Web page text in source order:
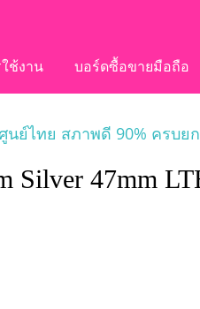
ช้งาน บอร์ดซื้อขายมือถือ
ย์ไทย สภาพดี 90% ครบย
Silver 47mm